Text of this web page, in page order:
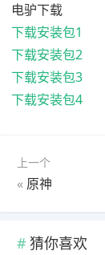
电驴下载
下载安装包1
下载安装包2
下载安装包3
下载安装包4
上一个
« 原神
猜你喜欢